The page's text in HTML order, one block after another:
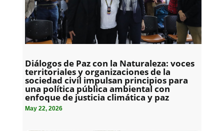
Diálogos de Paz con la Naturaleza: voces
territoriales y organizaciones de la
sociedad civil impulsan principios para
una política pública ambiental con
enfoque de justicia climática y paz
May 22, 2026